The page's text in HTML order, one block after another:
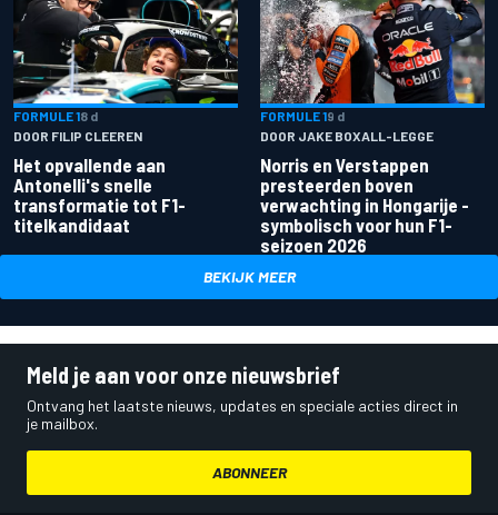
FORMULE 18 d
DOOR FILIP CLEEREN
Het opvallende aan
Antonelli's snelle
transformatie tot F1-
titelkandidaat
FORMULE 19 d
DOOR JAKE BOXALL-LEGGE
Norris en Verstappen
presteerden boven
verwachting in Hongarije -
symbolisch voor hun F1-
seizoen 2026
BEKIJK MEER
Meld je aan voor onze nieuwsbrief
Ontvang het laatste nieuws, updates en speciale acties direct in
je mailbox.
ABONNEER